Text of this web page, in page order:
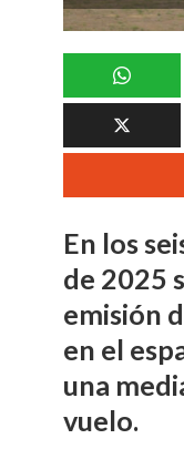
En los
de 2025
emisión
en el
una
vuelo.